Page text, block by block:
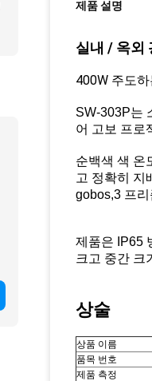
제품 설명
실내 / 옥외
400W 주도
SW-303P는
어 고보 프로
순백색 색 온
고 정확히 지
gobos,3 프
제품은 IP65
크고 중간 크
상술
상품 이름
품목 번호
제품 측정